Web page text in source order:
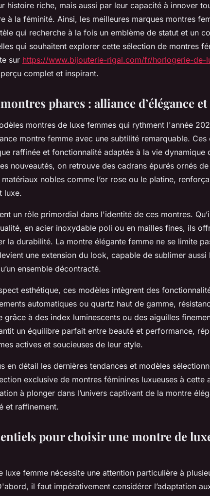
histoire riche, mais aussi par leur capacité à innover
à la féminité. Ainsi, les meilleures marques montres
qui recherche à la fois un emblème de statut et un
qui souhaitent explorer cette sélection de montres
sur https://www.bijouterie-rigal.com/fr/horlogerie-de-
complet et inspirant.
phares : alliance d’élégance
montres de luxe femmes qui rythment l'année
montre femme avec une subtilité remarquable. Ces
raffinée et fonctionnalité adaptée à la vie dynamique
nouveautés, on retrouve des cadrans épurés ornés
nobles comme l’or rose ou le platine,
luxe.
un rôle primordial dans l'identité de ces montres.
en acier inoxydable poli ou en mailles fines, ils
la durabilité. La montre élégante femme ne se limite
une extension du look, capable de sublimer aussi
ensemble décontracté.
esthétique, ces modèles intègrent des
automatiques ou quartz haut de gamme,
grâce à des index luminescents ou des aiguilles
un équilibre parfait entre beauté et performance,
actives et soucieuses de leur style.
en détail les dernières tendances et modèles
exclusive de montres féminines luxueuses à cette
à plonger dans l’univers captivant de la montre
et raffinement.
pour choisir une montre de
luxe femme nécessite une attention particulière à
il faut impérativement considérer l’adaptation